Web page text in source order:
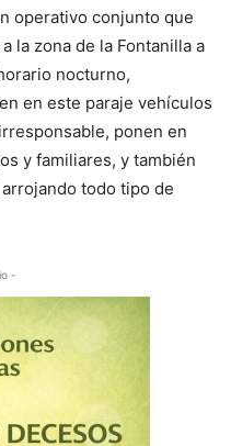
operativo conjunto que
la zona de la Fontanilla a
nocturno,
en este paraje vehículos
ponen en
y familiares, y también
todo tipo de
-